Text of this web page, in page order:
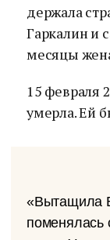
держала
Гаркалин и
месяцы
15 февраля
умерла. Ей
«Вытащила
поменялась